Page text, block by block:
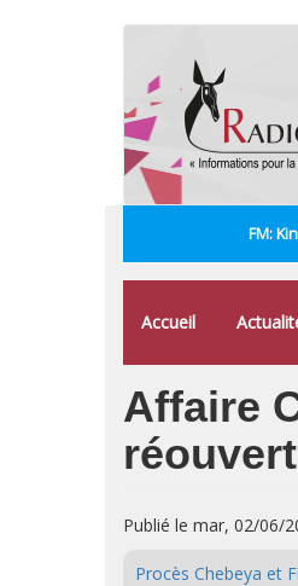
FM:
Accueil
Affaire
Publié le mar, 02/06/
Procès Chebeya et